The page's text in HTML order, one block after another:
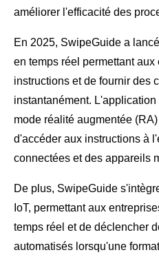
améliorer l'efficacité des
En 2025, SwipeGuide a
en temps réel permettant
instructions et de fournir des
instantanément.
mode réalité augmentée
d'accéder aux instructions à
connectées et des appareils
De plus, SwipeGuide
IoT, permettant aux
temps réel et de déclencher
automatisés lorsqu'une